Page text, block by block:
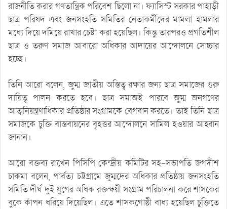
রাজনীতি করার গণতান্ত্রিক পরিবেশ ছিলো না। ফ্যাসিস্ট সরকার পাহাড়ী
ছাত্র পরিষদ এবং জনসংহতি সমিতির নেতাকর্মীদের মামলা হামলার
মধ্যে দিয়ে দমিয়ে রাখার চেষ্টা করা হয়েছিল। কিন্তু তারপরও প্রগতিশীল
ছাত্র ও তরুণ সমাজ আবারো অধিকার আদায়ের আন্দোলনে সোচ্চার
হচ্ছে।
তিনি আরো বলেন, জুম্ম জাতীয় অস্তিত্ব রক্ষার জন্য ছাত্র সমাজের গুরু
দায়িত্ব পালন করতে হবে। ছাত্র সমাজই পারবে জুম্ম জনগণের
আত্মনিয়ন্ত্রণাধিকার প্রতিষ্ঠার সংগ্রামকে বেগবান করতে। তাই তিনি ছাত্র
সমাজকে চুক্তি বাস্তবায়নের বৃহত্তর আন্দোলনে সামিল হওয়ার আহ্বান
জানান।
আরো বক্তব্য রাখেন পিসিপি কেন্দ্রীয় কমিটির সহ-সভাপতি জগদীশ
চাকমা বলেন, পার্বত্য চট্টগ্রামে জুম্মদের অধিকার প্রতিষ্ঠায় জনসংহতি
সমিতি দীর্ঘ দুই যুগের অধিক রক্তক্ষয়ী সংগ্রাম পরিচালনা করে শাসকের
বুকে কাঁপন ধরিয়ে দিয়েছিল। এতে শাসকগোষ্ঠী বাধ্য হয়েছিল চুক্তিতে